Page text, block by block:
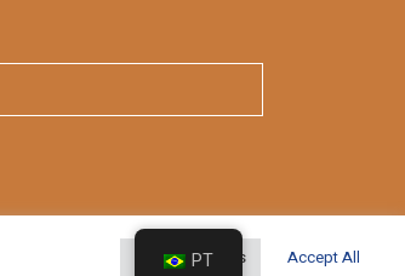
Cookie Settings Accept All
PT